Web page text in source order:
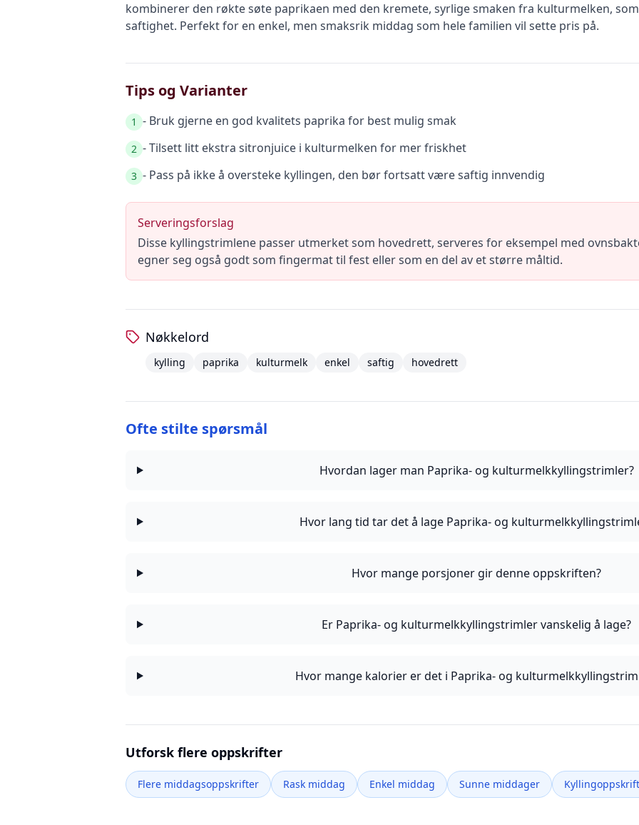
kombinerer den røkte søte paprikaen med den kremete, syrlige smaken fra kulturmelken,
saftighet. Perfekt for en enkel, men smaksrik middag som hele familien vil sette pris på.
Tips og Varianter
1 - Bruk gjerne en god kvalitets paprika for best mulig smak
2 - Tilsett litt ekstra sitronjuice i kulturmelken for mer friskhet
3 - Pass på ikke å oversteke kyllingen, den bør fortsatt være saftig innvendig
Serveringsforslag
Disse kyllingstrimlene passer utmerket som hovedrett, serveres for eksempel med
egner seg også godt som fingermat til fest eller som en del av et større måltid.
Nøkkelord
kylling paprika kulturmelk enkel saftig hovedrett
Ofte stilte spørsmål
Hvordan lager man Paprika- og kulturmelkkyllingstrimler?
Hvor lang tid tar det å lage Paprika- og
Hvor mange porsjoner gir denne oppskriften?
Er Paprika- og kulturmelkkyllingstrimler vanskelig å lage?
Hvor mange kalorier er det i Paprika- og
Utforsk flere oppskrifter
Flere middagsoppskrifter Rask middag Enkel middag Sunne middager